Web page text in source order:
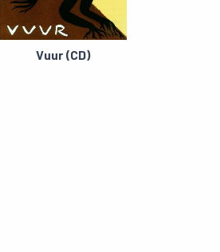
Vuur (CD)